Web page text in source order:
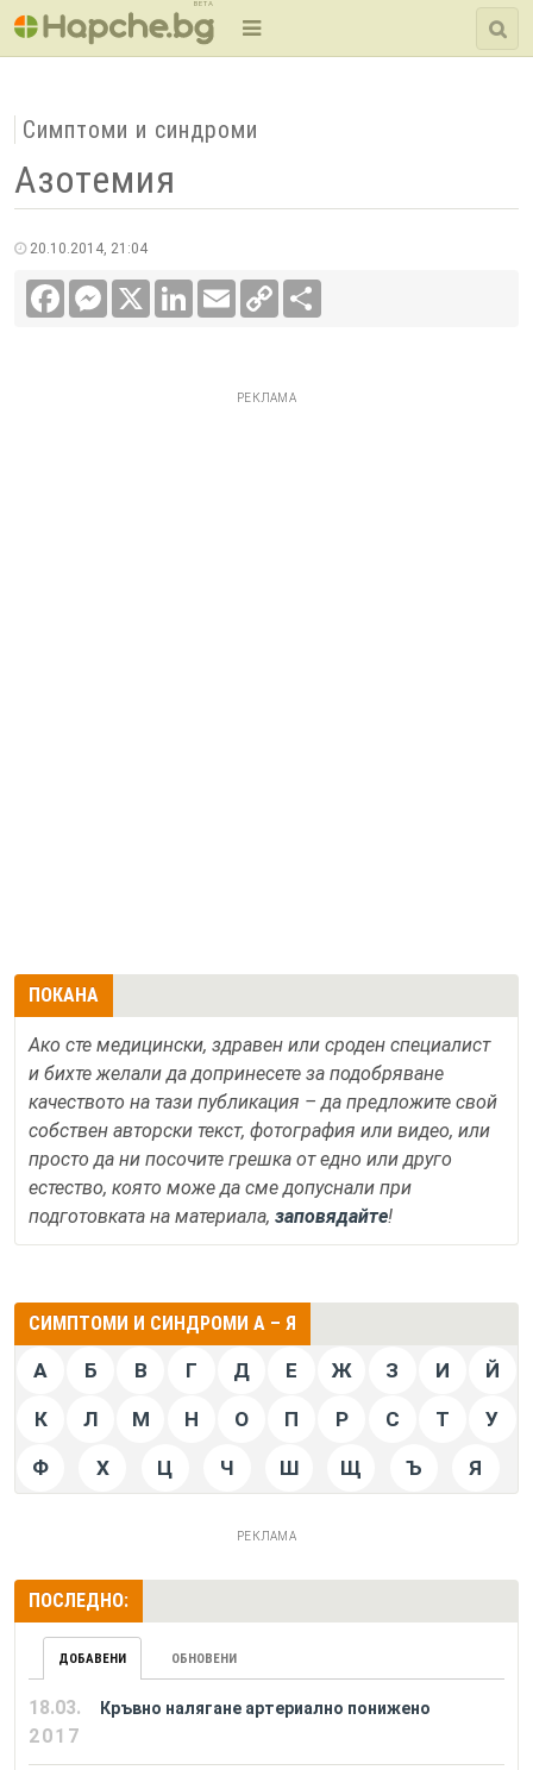
BETA
Симптоми и синдроми
Азотемия
20.10.2014, 21:04
FacebookMessenger LinkedInEmail
Copy
Link
РЕКЛАМА
ПОКАНА
Ако сте медицински, здравен или сроден специалист
и бихте желали да допринесете за подобряване
качеството на тази публикация – да предложите свой
собствен авторски текст, фотография или видео, или
просто да ни посочите грешка от едно или друго
естество, която може да сме допуснали при
подготовката на материала, заповядайте!
СИМПТОМИ И СИНДРОМИ А – Я
А Б В Г Д Е Ж З И Й
К Л М Н О П Р С Т У
Ф Х Ц Ч Ш Щ Ъ Я
РЕКЛАМА
ПОСЛЕДНО:
ДОБАВЕНИ ОБНОВЕНИ
18.03.
2017
Кръвно налягане артериално понижено